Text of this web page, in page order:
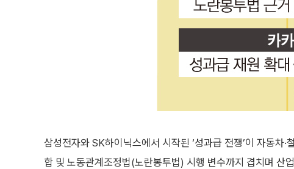
삼성전자와 SK하이닉스에서 시작된 ‘성과급 전쟁’이 자동차
합 및 노동관계조정법(노란봉투법) 시행 변수까지 겹치며 산